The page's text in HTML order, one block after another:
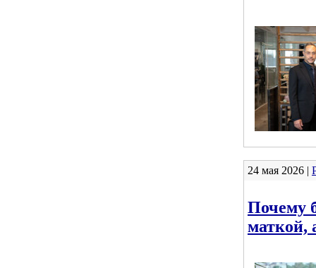
24 мая 2026 |
Почему
маткой,